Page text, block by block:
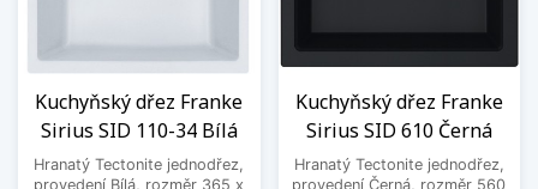
Kuchyňský dřez Franke
Sirius SID 110-34 Bílá
Hranatý Tectonite jednodřez,
provedení Bílá, rozměr 365 x
Kuchyňský dřez Franke
Sirius SID 610 Černá
Hranatý Tectonite jednodřez,
provedení Černá, rozměr 560